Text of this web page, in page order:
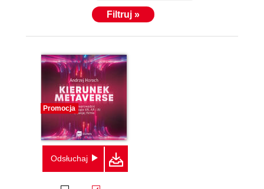
Filtruj »
Promocja
Odsłuchaj